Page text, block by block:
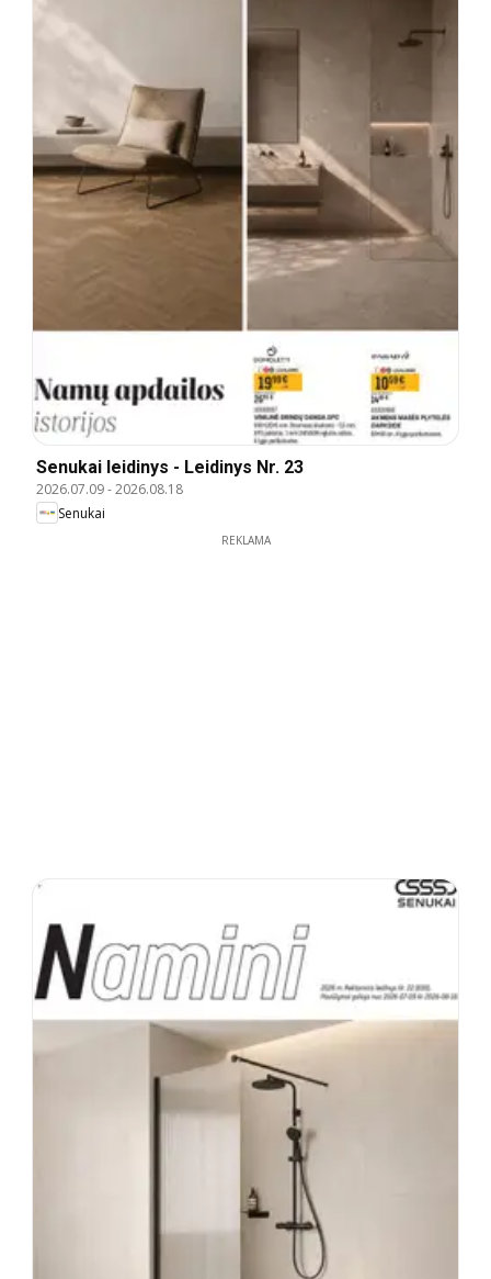
Senukai leidinys - Leidinys Nr. 23
2026.07.09-2026.08.18
Senukai
REKLAMA